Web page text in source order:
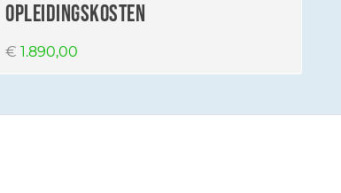
opleidingskosten
€ 1.890,00